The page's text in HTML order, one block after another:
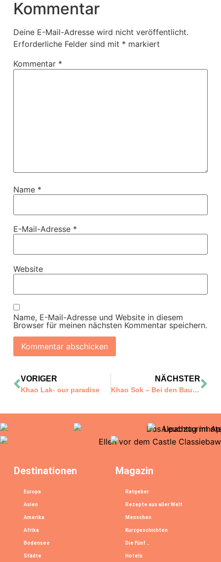
Kommentar
Deine E-Mail-Adresse wird nicht veröffentlicht.
Erforderliche Felder sind mit * markiert
Kommentar *
Name *
E-Mail-Adresse *
Website
Name, E-Mail-Adresse und Website in diesem
Browser für meinen nächsten Kommentar speichern.
VORIGER
Khao Lak- our paradise
NÄCHSTER
Khao Sok – Bei den Baumhäusern
Destinationen
Europa
Asien
Amerika
Afrika
Bodensee
Städte
Magazin
Ratgeber
Rezepte aus aller Welt
Menschen
Kurzgeschichten
Die Fünf …
Hotels